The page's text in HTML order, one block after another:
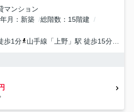
マンション
月 新築 総階数
15階建
歩1分 山手線 「上野 」駅 徒歩15分 山手